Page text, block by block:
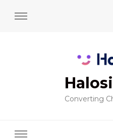
Converting